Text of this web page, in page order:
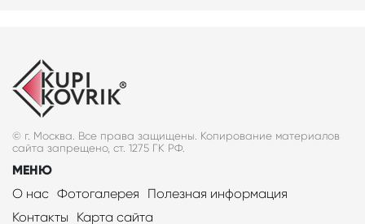
© г. Москва. Все права защищены. Копирование материалов
сайта запрещено, ст. 1275 ГК РФ.
МЕНЮ
О нас Фотогалерея
Полезная информация
Контакты
Карта сайта